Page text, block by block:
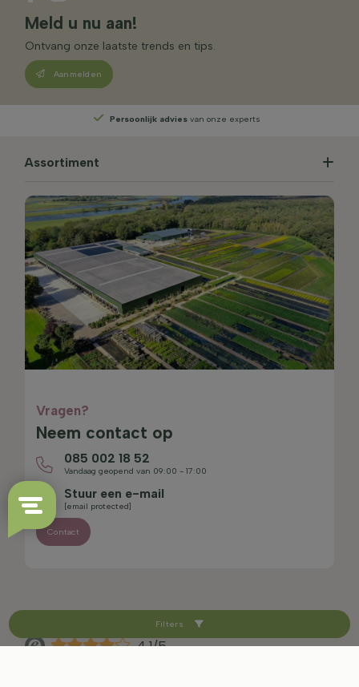
Filters
Meld u nu aan!
Ontvang onze laatste trends en tips.
Aanmelden
Persoonlijk advies van onze experts
Assortiment
Vragen?
Neem contact op
085 002 18 52
Vandaag geopend van 09:00 - 17:00
Stuur een e-mail
[email protected]
Contact
4.1/5